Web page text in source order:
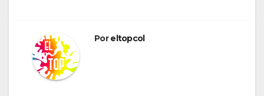
Poreltopcol